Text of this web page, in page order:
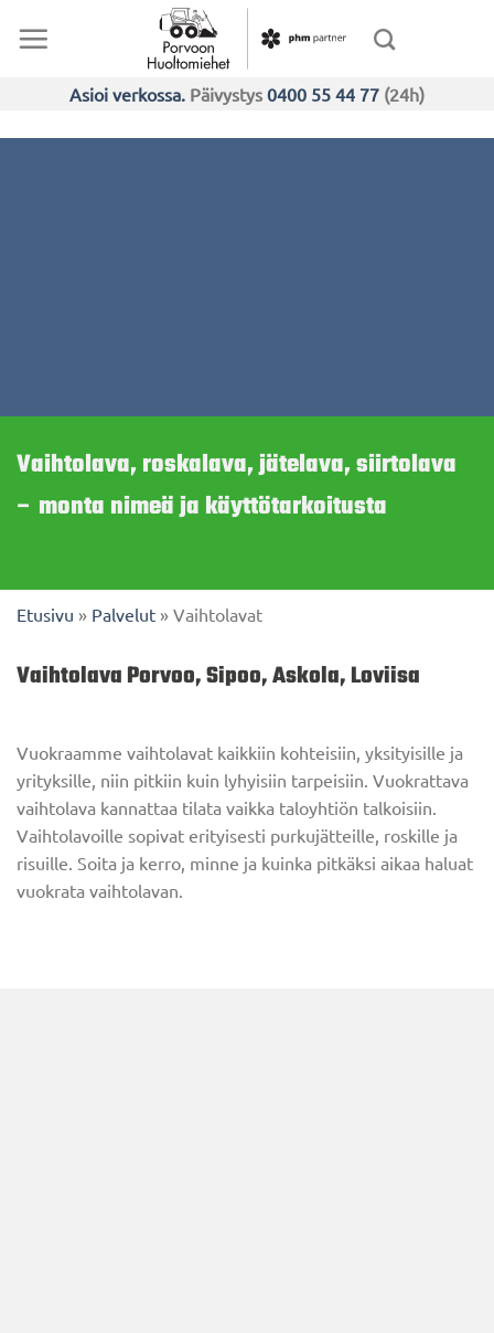
Asioi verkossa. Päivystys 0400 55 44 77 (24h)
Vaihtolava, roskalava, jätelava, siirtolava
– monta nimeä ja käyttötarkoitusta
Etusivu » Palvelut » Vaihtolavat
Vaihtolava Porvoo, Sipoo, Askola, Loviisa
Vuokraamme vaihtolavat kaikkiin kohteisiin, yksityisille ja
yrityksille, niin pitkiin kuin lyhyisiin tarpeisiin. Vuokrattava
vaihtolava kannattaa tilata vaikka taloyhtiön talkoisiin.
Vaihtolavoille sopivat erityisesti purkujätteille, roskille ja
risuille. Soita ja kerro, minne ja kuinka pitkäksi aikaa haluat
vuokrata vaihtolavan.